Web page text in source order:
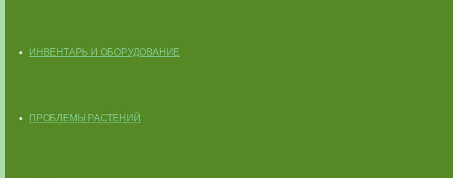
ИНВЕНТАРЬ И ОБОРУДОВАНИЕ
ПРОБЛЕМЫ РАСТЕНИЙ